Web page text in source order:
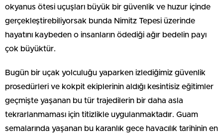
okyanus ötesi uçuşları büyük bir güvenlik ve huzur içinde
gerçekleştirebiliyorsak bunda Nimitz Tepesi üzerinde
hayatını kaybeden o insanların ödediği ağır bedelin payı
çok büyüktür.
Bugün bir uçak yolculuğu yaparken izlediğimiz güvenlik
prosedürleri ve kokpit ekiplerinin aldığı kesintisiz eğitimler
geçmişte yaşanan bu tür trajedilerin bir daha asla
tekrarlanmaması için titizlikle uygulanmaktadır. Guam
semalarında yaşanan bu karanlık gece havacılık tarihinin en